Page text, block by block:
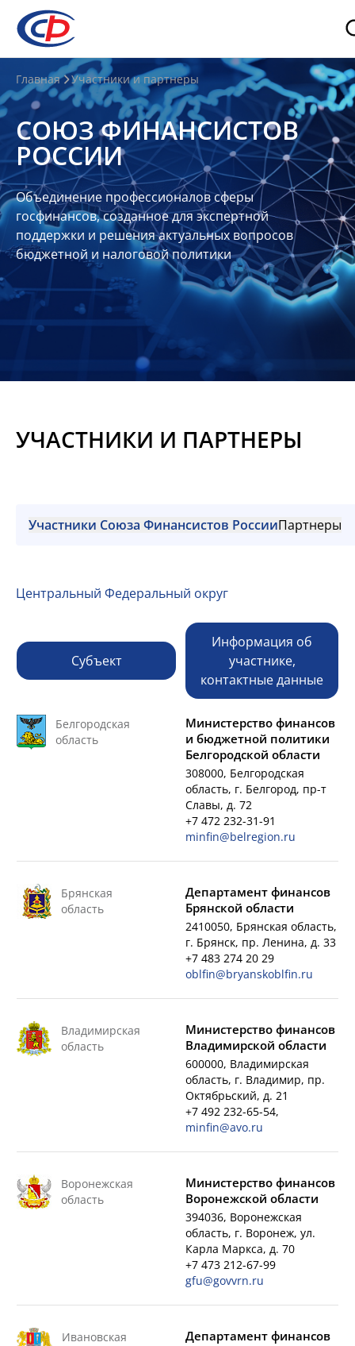
О
нас
О
СФР
Совет
Союза
Участники
Планы
отчеты
Контакты
Материалы
опытом
Главная Участники и партнеры
СОЮЗ ФИНАНСИСТОВ
РОССИИ
Объединение профессионалов сферы
госфинансов, созданное для экспертной
поддержки и решения актуальных вопросов
бюджетной и налоговой политики
УЧАСТНИКИ И ПАРТНЕРЫ
Участники Союза Финансистов РоссииПартнеры
Центральный Федеральный округ
Субъект
Информация об
участнике,
контактные данные
Белгородская
область
Министерство финансов
и бюджетной политики
Белгородской области
308000, Белгородская
область, г. Белгород, пр-т
Славы, д. 72
+7 472 232-31-91
minfin@belregion.ru
Брянская
область
Департамент финансов
Брянской области
2410050, Брянская область,
г. Брянск, пр. Ленина, д. 33
+7 483 274 20 29
oblfin@bryanskoblfin.ru
Владимирская
область
Министерство финансов
Владимирской области
600000, Владимирская
область, г. Владимир, пр.
Октябрьский, д. 21
+7 492 232-65-54,
minfin@avo.ru
Воронежская
область
Министерство финансов
Воронежской области
394036, Воронежская
область, г. Воронеж, ул.
Карла Маркса, д. 70
+7 473 212-67-99
gfu@govvrn.ru
Ивановская
Департамент финансов